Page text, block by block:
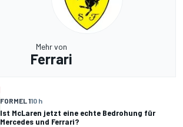
Mehr von
Ferrari
FORMEL 110 h
Ist McLaren jetzt eine echte Bedrohung für
Mercedes und Ferrari?